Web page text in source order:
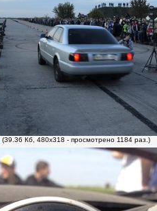
(39.36 Кб, 480x318 - просмотрено 1184 раз.)